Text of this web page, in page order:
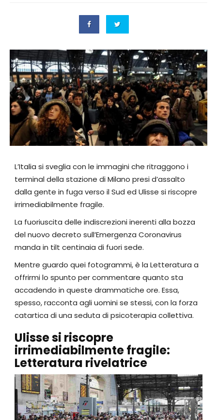
L’Italia si sveglia con le immagini che ritraggono i
terminal della stazione di Milano presi d’assalto
dalla gente in fuga verso il Sud ed Ulisse si riscopre
irrimediabilmente fragile.
La fuoriuscita delle indiscrezioni inerenti alla bozza
del nuovo decreto sull’Emergenza Coronavirus
manda in tilt centinaia di fuori sede.
Mentre guardo quei fotogrammi, è la Letteratura a
offrirmi lo spunto per commentare quanto sta
accadendo in queste drammatiche ore. Essa,
spesso, racconta agli uomini se stessi, con la forza
catartica di una seduta di psicoterapia collettiva.
Ulisse si riscopre
irrimediabilmente fragile:
Letteratura rivelatrice